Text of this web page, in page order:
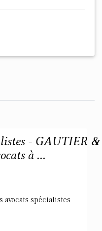
- GAUTIER &
à ...
spécialistes